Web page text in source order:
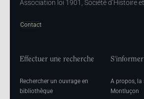
Association loi 1901, Société d’Histoire
Contact
Effectuer une recherche
Rechercher un ouvrage en
bibliothèque
S'informer
A propos, la
Montluçon